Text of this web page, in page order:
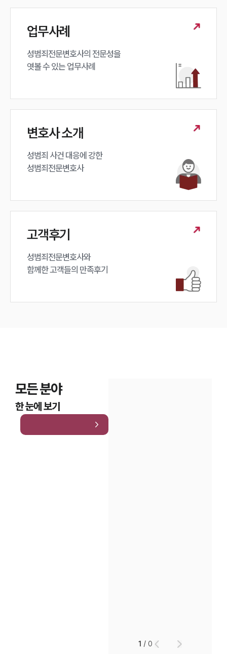
업무사례
성범죄전문변호사의 전문성을
엿볼 수 있는 업무사례
변호사 소개
성범죄 사건 대응에 강한
성범죄전문변호사
고객후기
성범죄전문변호사와
함께한 고객들의 만족후기
모든 분야
한 눈에 보기
1 /0